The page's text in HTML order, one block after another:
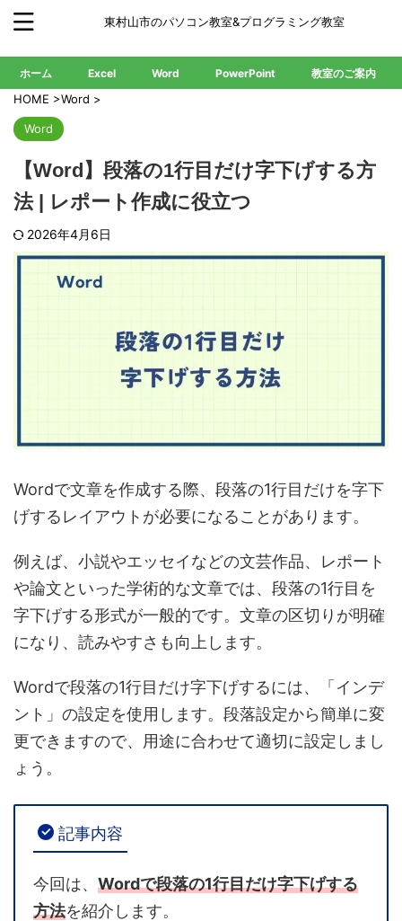
東村山市のパソコン教室&プログラミング教室
ホーム Excel Word PowerPoint 教室のご案内
HOME >Word >
Word
【Word】段落の1行目だけ字下げする方
法 | レポート作成に役立つ
2026年4月6日
Wordで文章を作成する際、段落の1行目だけを字下
げするレイアウトが必要になることがあります。
例えば、小説やエッセイなどの文芸作品、レポート
や論文といった学術的な文章では、段落の1行目を
字下げする形式が一般的です。文章の区切りが明確
になり、読みやすさも向上します。
Wordで段落の1行目だけ字下げするには、「インデ
ント」の設定を使用します。段落設定から簡単に変
更できますので、用途に合わせて適切に設定しまし
ょう。
記事内容
今回は、 Wordで段落の1行目だけ字下げする
方法を紹介します。